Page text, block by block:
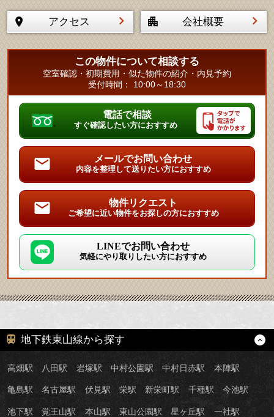
アクセス 会社概要
この物件について相談する
空室確認・初期費用・似た物件の紹介・内見予約
受付時間： 10:00～18:30
電話で相談
すぐ確認したい方におすすめ
メールでお問い合わせ
内容を整理して送りたい方におすすめ
物件リクエスト
ご希望に近い物件をお探しの方におすすめ
LINEでお問い合わせ
気軽にやり取りしたい方におすすめ
地下鉄東山線から探す
高畑駅 八田駅 岩塚駅 中村公園駅 中村日赤駅 本陣駅
亀島駅 名古屋駅 伏見駅 栄駅 新栄町駅 千種駅 今池駅
池下駅 覚王山駅 本山駅 東山公園駅 星ヶ丘駅 一社駅